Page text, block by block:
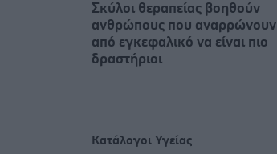
Σκύλοι θεραπείας βοηθούν
ανθρώπους που αναρρώνουν
από εγκεφαλικό να είναι πιο
δραστήριοι
Κατάλογοι Υγείας